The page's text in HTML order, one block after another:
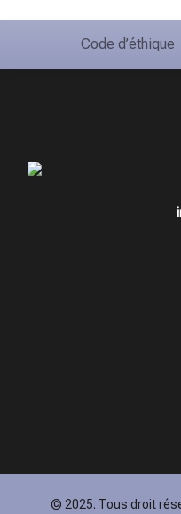
Code d’éthique
© 2025. Tous droit